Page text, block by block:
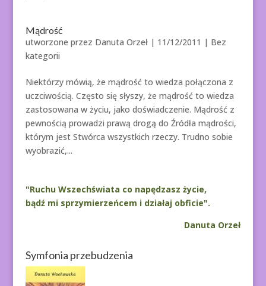
Mądrość
utworzone przez Danuta Orzeł| 11/12/2011 | Bez
kategorii
Niektórzy mówią, że mądrość to wiedza połączona z
uczciwością. Często się słyszy, że mądrość to wiedza
zastosowana w życiu, jako doświadczenie. Mądrość z
pewnością prowadzi prawą drogą do Źródła mądrości,
którym jest Stwórca wszystkich rzeczy. Trudno sobie
wyobrazić,...
"Ruchu Wszechświata co napędzasz życie,
bądź mi sprzymierzeńcem i działaj obficie".
Danuta Orzeł
Symfonia przebudzenia